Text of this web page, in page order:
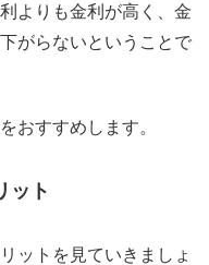
よりも金利が高く、金
がらないということで
おすすめします。
ット
ットを見ていきましょ